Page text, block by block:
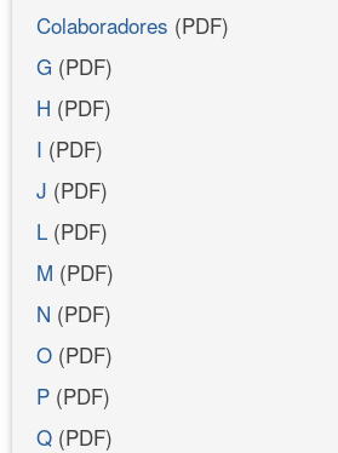
Colaboradores (PDF)
G (PDF)
H (PDF)
I (PDF)
J (PDF)
L (PDF)
M (PDF)
N (PDF)
O (PDF)
P (PDF)
Q (PDF)